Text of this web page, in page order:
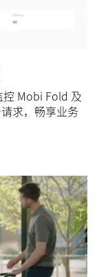
控 Mobi Fold 及
Tune。支持
求，畅享业务